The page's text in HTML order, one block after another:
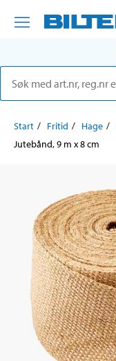
Start Fritid Hage
Jutebånd, 9 m x 8 cm